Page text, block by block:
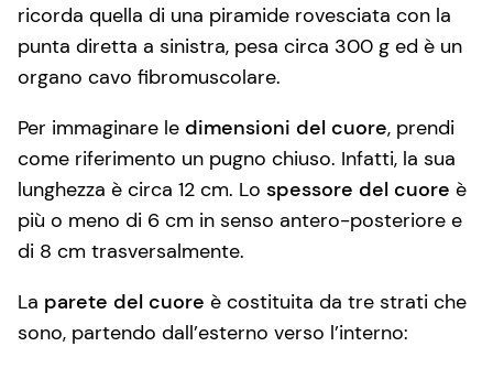
ricorda quella di una piramide rovesciata con la
punta diretta a sinistra, pesa circa 300 g ed è un
organo cavo fibromuscolare.
Per immaginare le dimensioni del cuore, prendi
come riferimento un pugno chiuso. Infatti, la sua
lunghezza è circa 12 cm. Lo spessore del cuore è
più o meno di 6 cm in senso antero-posteriore e
di 8 cm trasversalmente.
La parete del cuore è costituita da tre strati che
sono, partendo dall’esterno verso l’interno: